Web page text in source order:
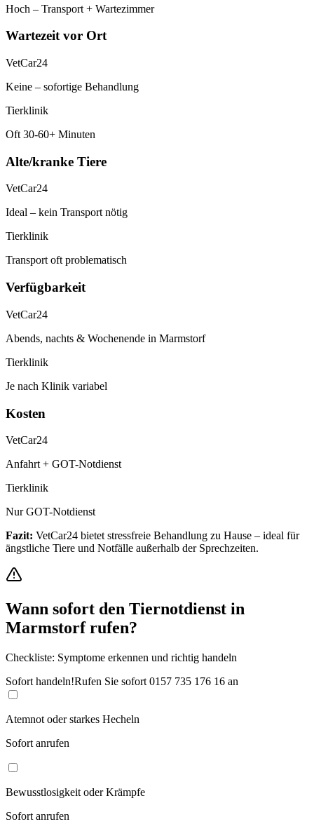
Hoch – Transport + Wartezimmer
Wartezeit vor Ort
VetCar24
Keine – sofortige Behandlung
Tierklinik
Oft 30-60+ Minuten
Alte/kranke Tiere
VetCar24
Ideal – kein Transport nötig
Tierklinik
Transport oft problematisch
Verfügbarkeit
VetCar24
Abends, nachts & Wochenende in Marmstorf
Tierklinik
Je nach Klinik variabel
Kosten
VetCar24
Anfahrt + GOT-Notdienst
Tierklinik
Nur GOT-Notdienst
Fazit: VetCar24 bietet stressfreie Behandlung zu Hause – ideal für
ängstliche Tiere und Notfälle außerhalb der Sprechzeiten.
Wann sofort den Tiernotdienst in
Marmstorfrufen?
Checkliste: Symptome erkennen und richtig handeln
Sofort handeln!Rufen Sie sofort 0157 735 176 16 an
Atemnot oder starkes Hecheln
Sofort anrufen
Bewusstlosigkeit oder Krämpfe
Sofort anrufen